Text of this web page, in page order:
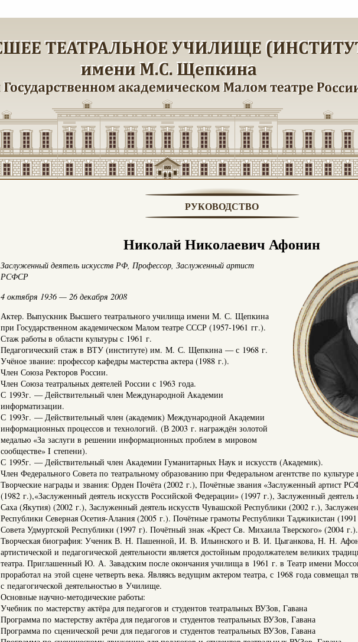
РУКОВОДСТВО
Николай Николаевич Афонин
Заслуженный деятель искусств РФ, Профессор, Заслуженный артист
РСФСР
4 октября 1936 — 26 декабря 2008
Актер. Выпускник Высшего театрального училища имени М. С. Щепкина
при Государственном академическом Малом театре СССР (1957-1961 гг.).
Стаж работы в области культуры с 1961 г.
Педагогический стаж в ВТУ (институте) им. М. С. Щепкина — с 1968 г.
Учёное звание: профессор кафедры мастерства актера (1988 г.).
Член Союза Ректоров России.
Член Союза театральных деятелей России с 1963 года.
С 1993г. — Действительный член Международной Академии
информатизации.
С 1993г. — Действительный член (академик) Международной Академии
информационных процессов и технологий. (В 2003 г. награждён золотой
медалью «За заслуги в решении информационных проблем в мировом
сообществе» I степени).
С 1995г. — Действительный член Академии Гуманитарных Наук и искусств (Академик).
Член Федерального Совета по театральному образованию при Федеральном агентстве по
Творческие награды и звания: Орден Почёта (2002 г.), Почётные звания «Заслуженный артист
(1982 г.),«Заслуженный деятель искусств Российской Федерации» (1997 г.), Заслуженный деятель
Саха (Якутия) (2002 г.), Заслуженный деятель искусств Чувашской Республики (2002 г.),
Республики Северная Осетия-Алания (2005 г.). Почётные грамоты Республики Таджикистан (1991
Совета Удмуртской Республики (1997 г). Почётный знак «Крест Св. Михаила Тверского» (2004 г.).
Творческая биография: Ученик В. Н. Пашенной, И. В. Ильинского и В. И. Цыганкова, Н. Н.
артистической и педагогической деятельности является достойным продолжателем великих
театра. Приглашенный Ю. А. Завадским после окончания училища в 1961 г. в Театр имени
проработал на этой сцене четверть века. Являясь ведущим актером театра, с 1968 года совмещал
с педагогической деятельностью в Училище.
Основные научно-методические работы:
Учебник по мастерству актёра для педагогов и студентов театральных ВУЗов, Гавана
Программа по мастерству актёра для педагогов и студентов театральных ВУЗов, Гавана
Программа по сценической речи для педагогов и студентов театральных ВУЗов, Гавана